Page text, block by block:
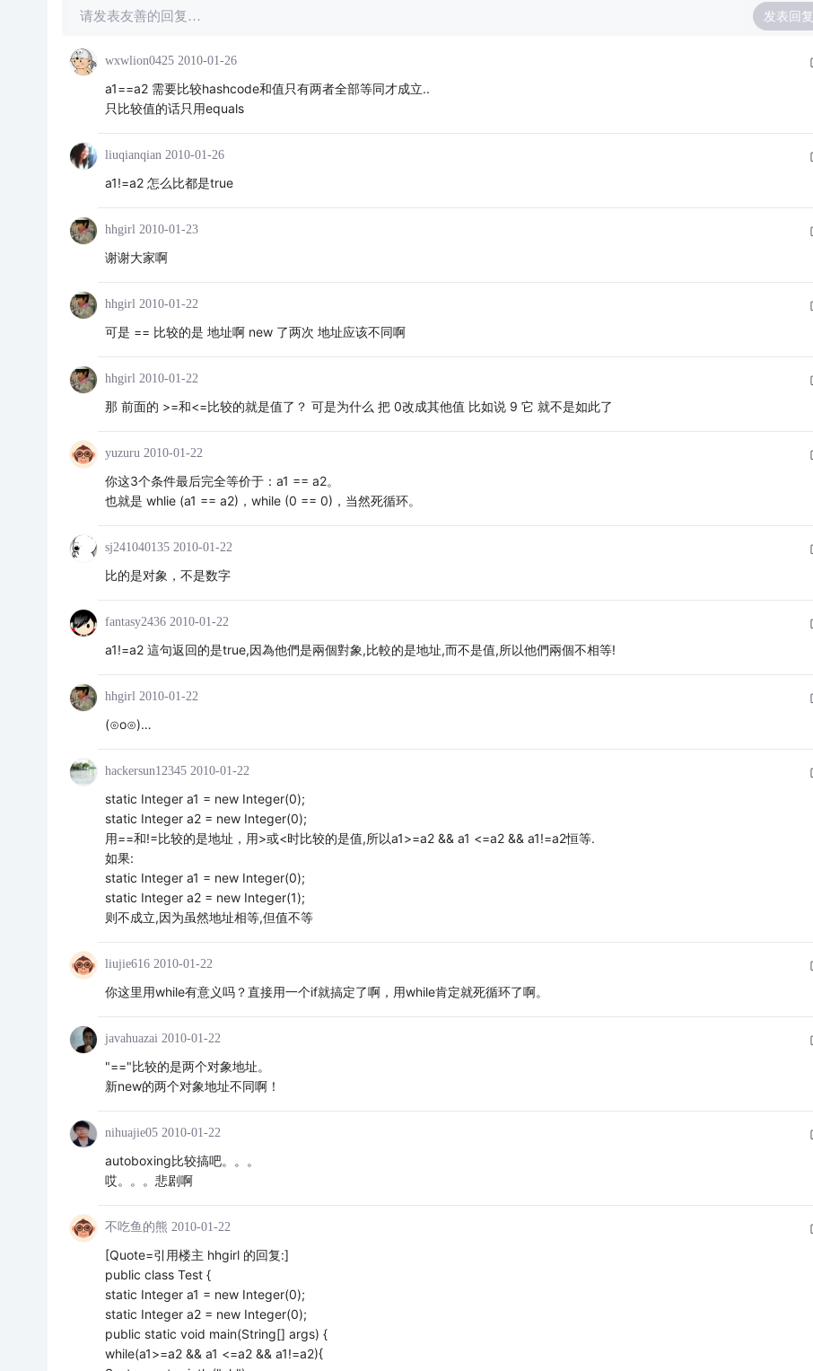
请发表友善的回复… 发表回复
wxwlion0425 2010-01-26
a1==a2 需要比较hashcode和值只有两者全部等同才成立..
只比较值的话只用equals
liuqianqian 2010-01-26
a1!=a2 怎么比都是true
hhgirl 2010-01-23
谢谢大家啊
hhgirl 2010-01-22
可是 == 比较的是 地址啊 new 了两次 地址应该不同啊
hhgirl 2010-01-22
那 前面的 >=和<=比较的就是值了？ 可是为什么 把 0改成其他值 比如说 9 它 就不是如此了
yuzuru 2010-01-22
你这3个条件最后完全等价于：a1 == a2。
也就是 whlie (a1 == a2)，while (0 == 0)，当然死循环。
sj241040135 2010-01-22
比的是对象，不是数字
fantasy2436 2010-01-22
a1!=a2 這句返回的是true,因為他們是兩個對象,比較的是地址,而不是值,所以他們兩個不相等!
hhgirl 2010-01-22
(⊙o⊙)…
hackersun12345 2010-01-22
static Integer a1 = new Integer(0);
static Integer a2 = new Integer(0);
用==和!=比较的是地址，用>或<时比较的是值,所以a1>=a2 && a1 <=a2 && a1!=a2恒等.
如果:
static Integer a1 = new Integer(0);
static Integer a2 = new Integer(1);
则不成立,因为虽然地址相等,但值不等
liujie616 2010-01-22
你这里用while有意义吗？直接用一个if就搞定了啊，用while肯定就死循环了啊。
javahuazai 2010-01-22
"=="比较的是两个对象地址。
新new的两个对象地址不同啊！
nihuajie05 2010-01-22
autoboxing比较搞吧。。。
哎。。。悲剧啊
不吃鱼的熊 2010-01-22
[Quote=引用楼主 hhgirl 的回复:]
public class Test {
static Integer a1 = new Integer(0);
static Integer a2 = new Integer(0);
public static void main(String[] args) {
while(a1>=a2 && a1 <=a2 && a1!=a2){